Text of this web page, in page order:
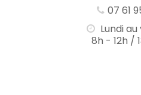
07 61
Lundi
8h - 12h /